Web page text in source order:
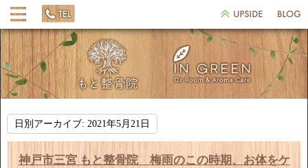
日別アーカイブ: 2021年5月21日
神戸市三宮 もと整骨院 梅雨のこの時期、お体をケ